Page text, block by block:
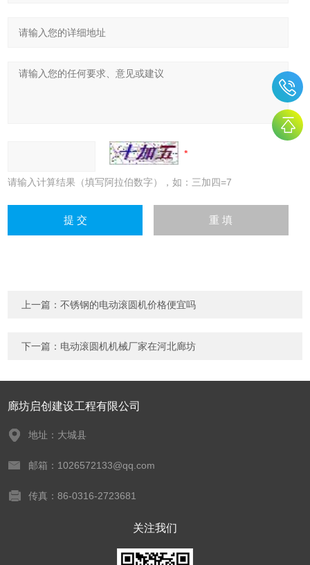
请输入计算结果（填写阿拉伯数字），如：三加四=7
上一篇：不锈钢的电动滚圆机价格便宜吗
下一篇： 电动滚圆机机械厂家在河北廊坊
廊坊启创建设工程有限公司
地址：大城县
邮箱：1026572133@qq.com
传真：86-0316-2723681
关注我们